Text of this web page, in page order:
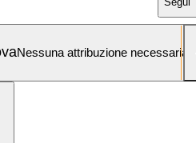
Nessuna attribuzione necessaria